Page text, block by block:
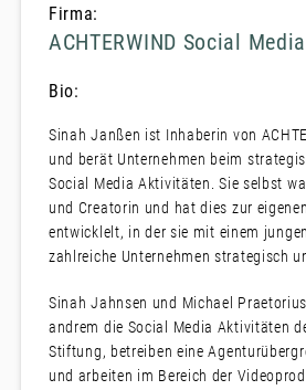
Firma:
ACHTERWIND Social Media
Bio:
Sinah Janßen ist Inhaberin von
und berät Unternehmen beim
Social Media Aktivitäten. Sie selbst
und Creatorin und hat dies zur
entwicklelt, in der sie mit einem
zahlreiche Unternehmen strategisch
Sinah Jahnsen und Michael
andrem die Social Media Aktivitäten
Stiftung, betreiben eine
und arbeiten im Bereich der